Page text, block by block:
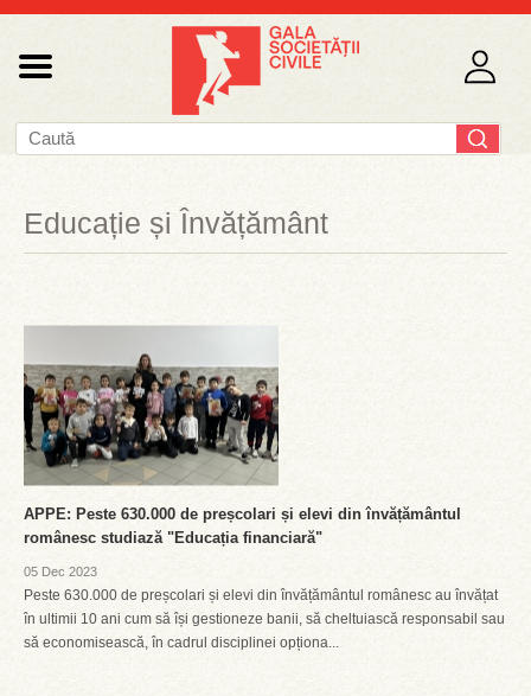
Educație și Învățământ
APPE: Peste 630.000 de preșcolari și elevi din învățământul
românesc studiază "Educația financiară"
05 Dec 2023
Peste 630.000 de preșcolari și elevi din învățământul românesc au învățat
în ultimii 10 ani cum să își gestioneze banii, să cheltuiască responsabil sau
să economisească, în cadrul disciplinei opționa...